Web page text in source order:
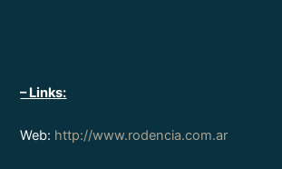
– Links:
Web: http://www.rodencia.com.ar